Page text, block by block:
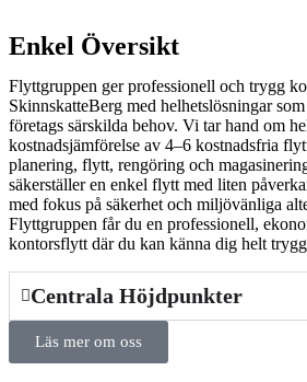
Enkel Översikt
Flyttgruppen ger professionell och trygg
SkinnskatteBerg med helhetslösningar
företags särskilda behov. Vi tar hand om
kostnadsjämförelse av 4–6 kostnadsfria
planering, flytt, rengöring och
säkerställer en enkel flytt med liten
med fokus på säkerhet och miljövänliga
Flyttgruppen får du en professionell,
kontorsflytt där du kan känna dig helt
Centrala Höjdpunkter
Läs mer om oss